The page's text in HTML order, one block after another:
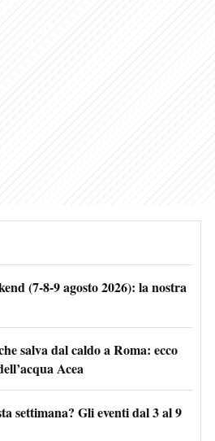
(7-8-9 agosto 2026): la nostra
salva dal caldo a Roma: ecco
Acea
settimana? Gli eventi dal 3 al 9